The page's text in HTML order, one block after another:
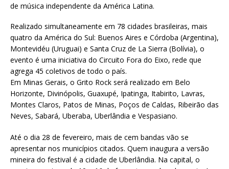
de música independente da América Latina.
Realizado simultaneamente em 78 cidades brasileiras, mais
quatro da América do Sul: Buenos Aires e Córdoba (Argentina),
Montevidéu (Uruguai) e Santa Cruz de La Sierra (Bolívia), o
evento é uma iniciativa do Circuito Fora do Eixo, rede que
agrega 45 coletivos de todo o país.
Em Minas Gerais, o Grito Rock será realizado em Belo
Horizonte, Divinópolis, Guaxupé, Ipatinga, Itabirito, Lavras,
Montes Claros, Patos de Minas, Poços de Caldas, Ribeirão das
Neves, Sabará, Uberaba, Uberlândia e Vespasiano.
Até o dia 28 de fevereiro, mais de cem bandas vão se
apresentar nos municípios citados. Quem inaugura a versão
mineira do festival é a cidade de Uberlândia. Na capital, o